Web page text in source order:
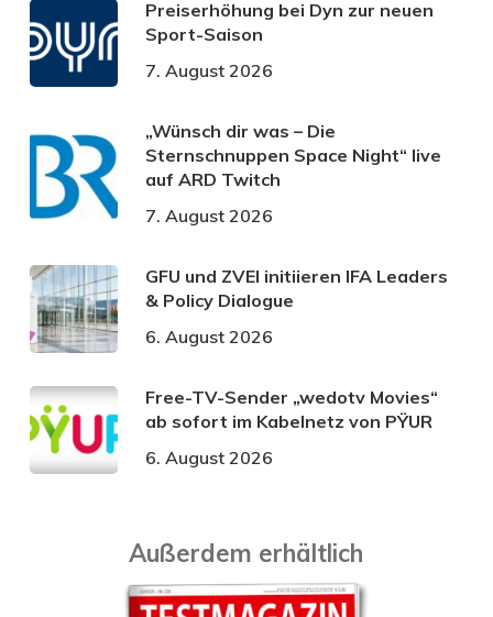
Preiserhöhung bei Dyn zur neuen
Sport-Saison
7. August 2026
„Wünsch dir was – Die
Sternschnuppen Space Night“ live
auf ARD Twitch
7. August 2026
GFU und ZVEI initiieren IFA Leaders
& Policy Dialogue
6. August 2026
Free-TV-Sender „wedotv Movies“
ab sofort im Kabelnetz von PŸUR
6. August 2026
Außerdem erhältlich